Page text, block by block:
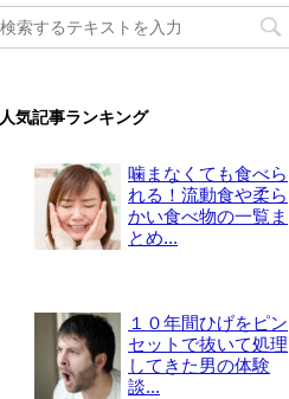
人気記事ランキング
噛まなくても食べら
れる！流動食や柔ら
かい食べ物の一覧ま
とめ...
１０年間ひげをピン
セットで抜いて処理
してきた男の体験
談...